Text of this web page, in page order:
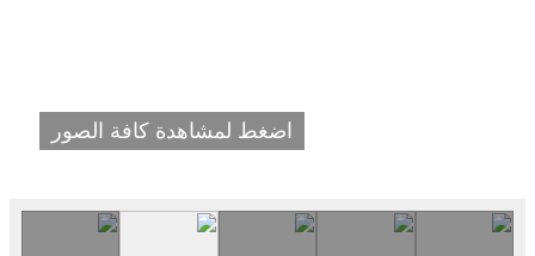
اضغط لمشاهدة كافة الصور